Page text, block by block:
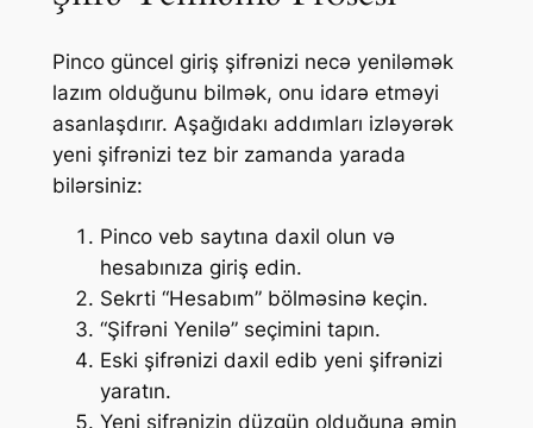
Pinco güncel giriş şifrənizi necə yeniləmək
lazım olduğunu bilmək, onu idarə etməyi
asanlaşdırır. Aşağıdakı addımları izləyərək
yeni şifrənizi tez bir zamanda yarada
bilərsiniz:
Pinco veb saytına daxil olun və
hesabınıza giriş edin.
Sekrti “Hesabım” bölməsinə keçin.
“Şifrəni Yenilə” seçimini tapın.
Eski şifrənizi daxil edib yeni şifrənizi
yaratın.
Yeni şifrənizin düzgün olduğuna əmin